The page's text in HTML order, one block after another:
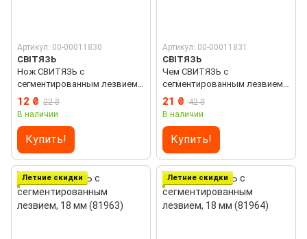
Артикул: 00-00011830
СВІТЯЗЬ
Нож СВИТЯЗЬ с
сегментированным лезвием,
18 мм (81955)
12 ₴ 22 ₴
В наличии
Купить!
Артикул: 00-00011831
СВІТЯЗЬ
Чем СВИТЯЗЬ с
сегментированным лезвием,
18 мм (81956)
21 ₴ 42 ₴
В наличии
Купить!
Летние скидки Летние скидки